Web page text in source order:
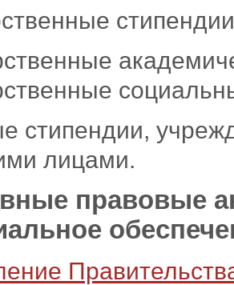
стипендии,
лицами.
правовые